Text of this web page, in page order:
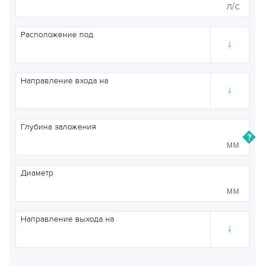
л/с
↓
Расположение под
↓
Направление входа на
Глубина заложения
мм
Диаметр
мм
↓
Направление выхода на